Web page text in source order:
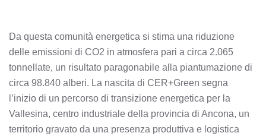
Da questa comunità energetica si stima una riduzione
delle emissioni di CO2 in atmosfera pari a circa 2.065
tonnellate, un risultato paragonabile alla piantumazione di
circa 98.840 alberi. La nascita di CER+Green segna
l’inizio di un percorso di transizione energetica per la
Vallesina, centro industriale della provincia di Ancona, un
territorio gravato da una presenza produttiva e logistica